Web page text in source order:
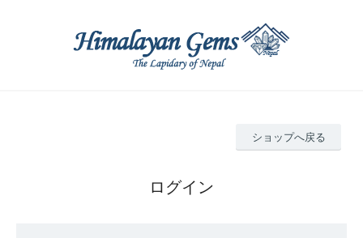
ショップへ戻る
ログイン